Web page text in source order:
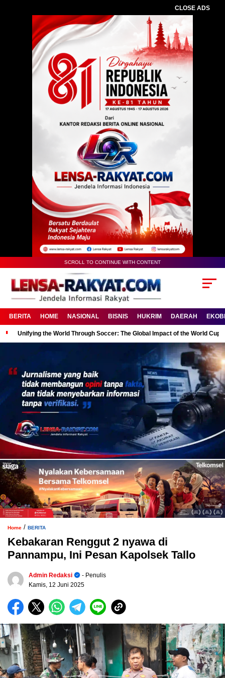
CLOSE ADS
SCROLL TO CONTINUE WITH CONTENT
BERITA HOME NASIONAL BISNIS HUKRIM DAERAH
Unifying the World Through Soccer: The Global Impact of the World Cup
Home / BERITA
Kebakaran Renggut 2 nyawa di
Pannampu, Ini Pesan Kapolsek Tallo
Admin Redaksi
- Penulis
Kamis, 12 Juni 2025